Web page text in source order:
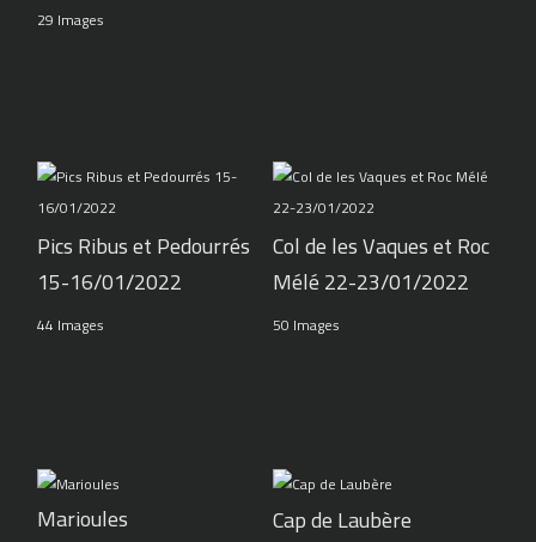
29 Images
Pics Ribus et Pedourrés
15-16/01/2022
44 Images
Col de les Vaques et Roc
Mélé 22-23/01/2022
50 Images
Marioules Cap de Laubère